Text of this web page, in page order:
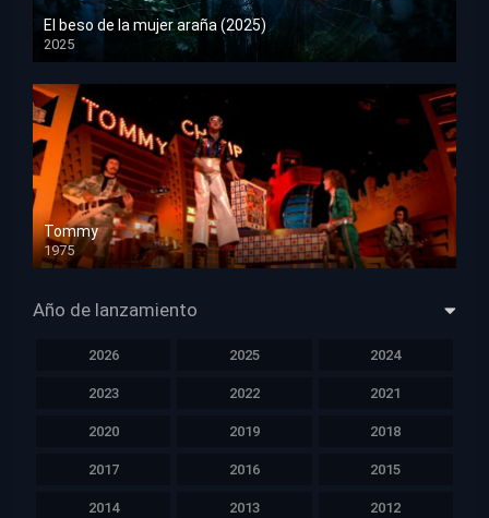
El beso de la mujer araña (2025)
2025
HD 1080p
Tommy
1975
HD 1080p
Año de lanzamiento
2026 2025 2024
2023 2022 2021
2020 2019 2018
2017 2016 2015
2014 2013 2012